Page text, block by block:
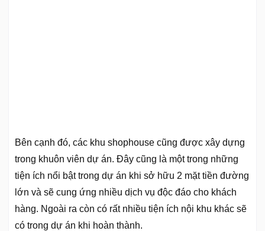
Bên cạnh đó, các khu shophouse cũng được xây dựng
trong khuôn viên dự án. Đây cũng là một trong những
tiện ích nổi bật trong dự án khi sở hữu 2 mặt tiền đường
lớn và sẽ cung ứng nhiều dịch vụ độc đáo cho khách
hàng. Ngoài ra còn có rất nhiều tiện ích nội khu khác sẽ
có trong dự án khi hoàn thành.